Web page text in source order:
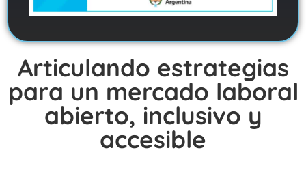
Articulando estrategias
para un mercado laboral
abierto, inclusivo y
accesible